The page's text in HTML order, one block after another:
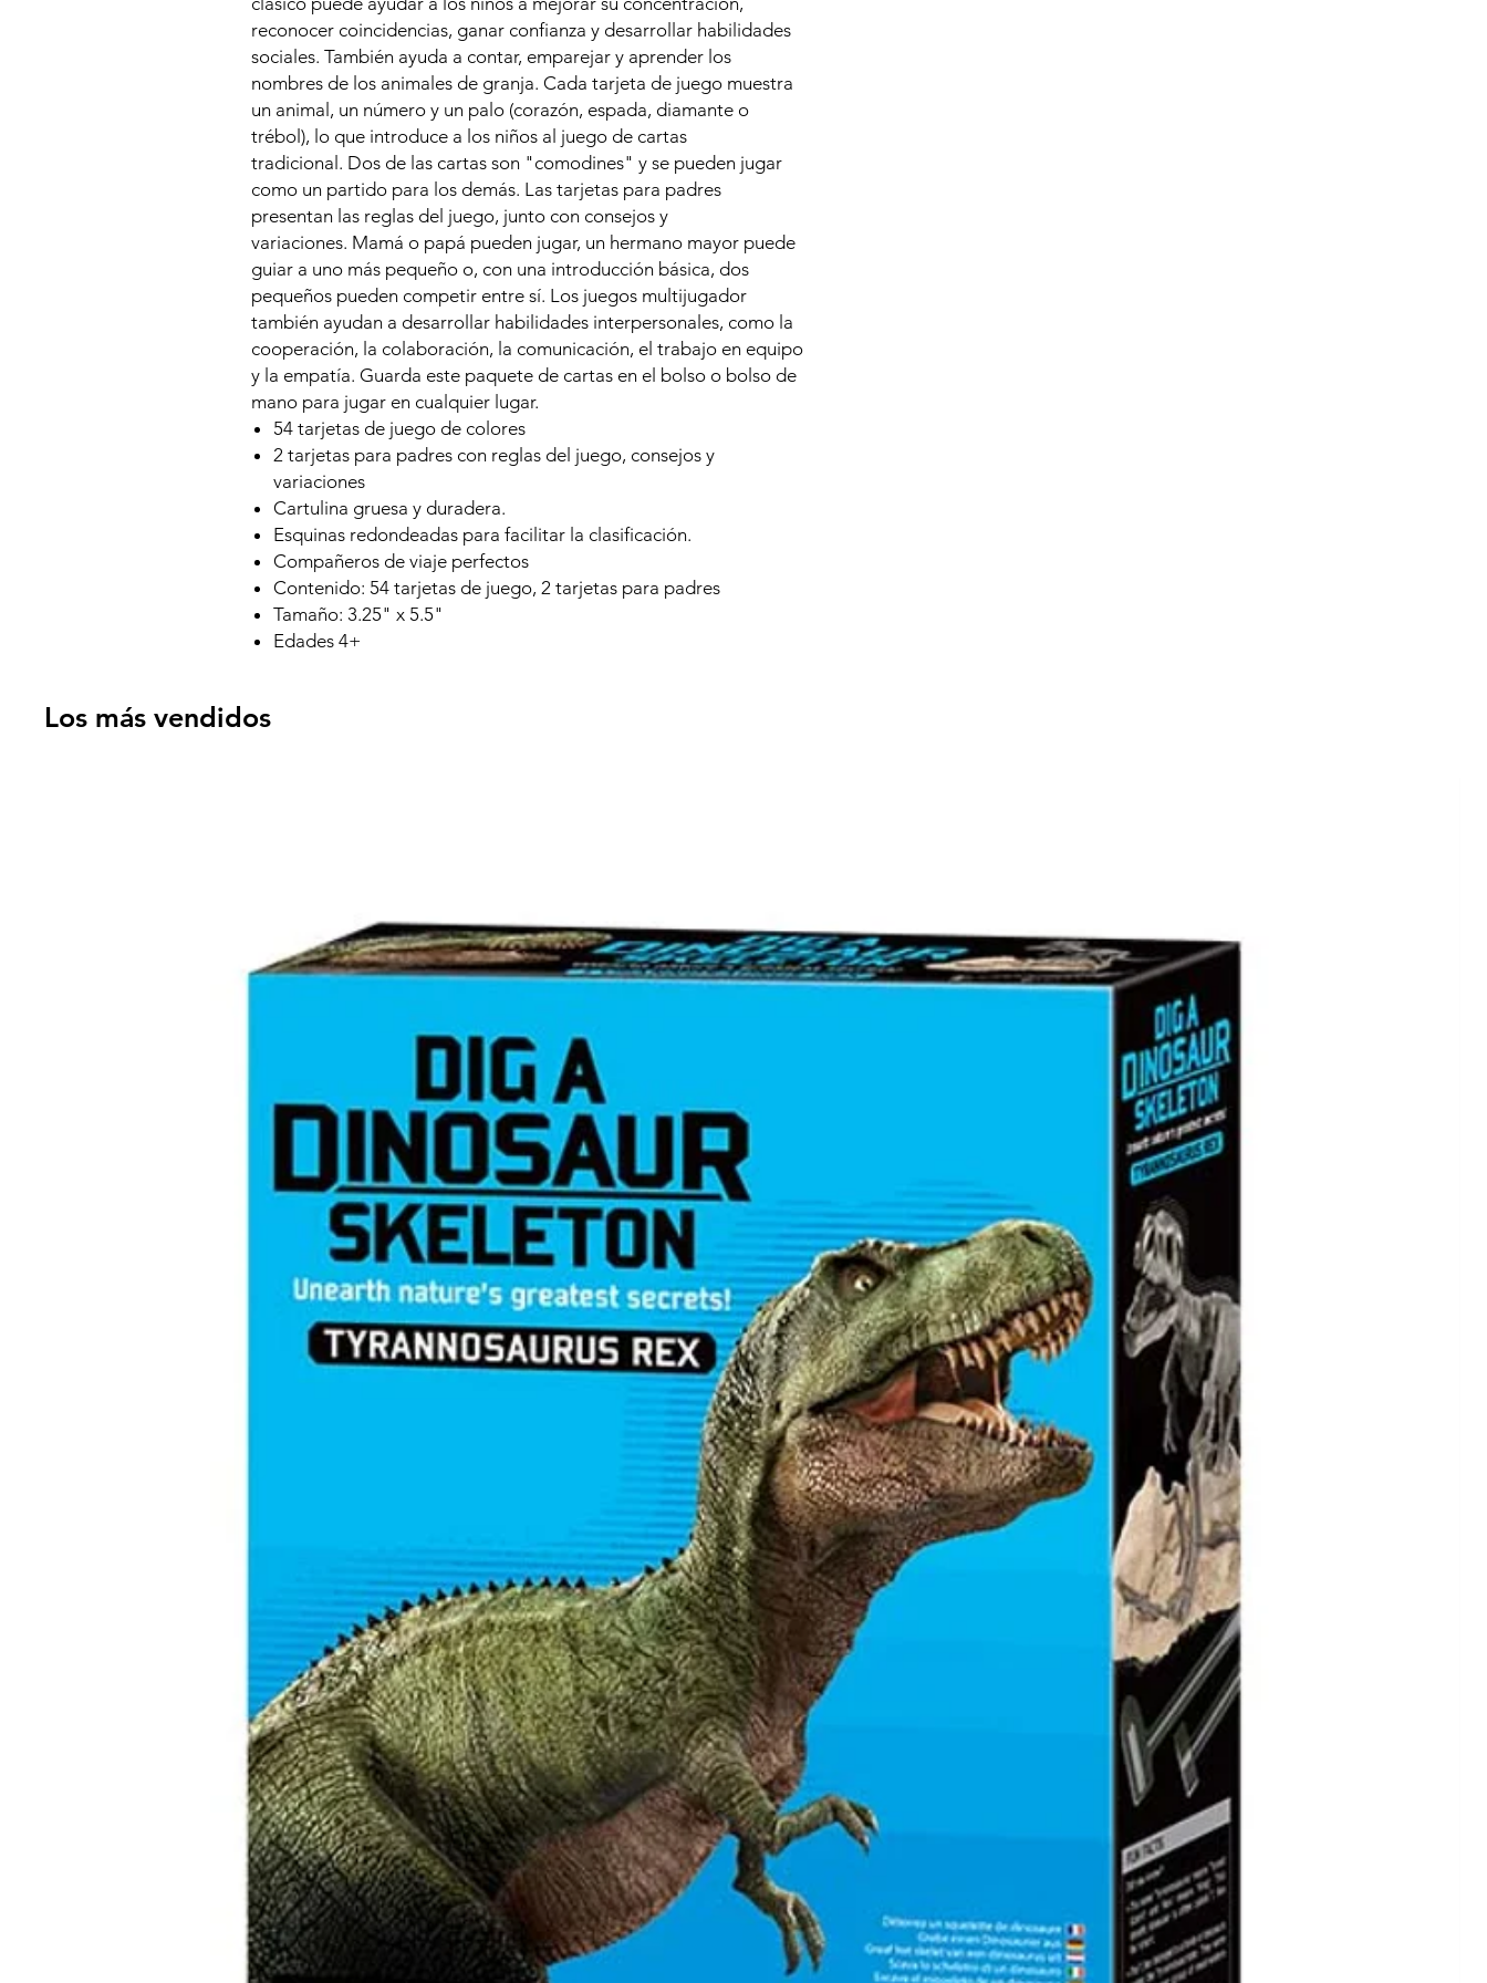
reconocer coincidencias, ganar confianza y desarrollar habilidades
sociales. También ayuda a contar, emparejar y aprender los
nombres de los animales de granja. Cada tarjeta de juego muestra
un animal, un número y un palo (corazón, espada, diamante o
trébol), lo que introduce a los niños al juego de cartas
tradicional. Dos de las cartas son "comodines" y se pueden jugar
como un partido para los demás. Las tarjetas para padres
presentan las reglas del juego, junto con consejos y
variaciones. Mamá o papá pueden jugar, un hermano mayor puede
guiar a uno más pequeño o, con una introducción básica, dos
pequeños pueden competir entre sí. Los juegos multijugador
también ayudan a desarrollar habilidades interpersonales, como la
cooperación, la colaboración, la comunicación, el trabajo en equipo
y la empatía. Guarda este paquete de cartas en el bolso o bolso de
mano para jugar en cualquier lugar.
54 tarjetas de juego de colores
2 tarjetas para padres con reglas del juego, consejos y
variaciones
Cartulina gruesa y duradera.
Esquinas redondeadas para facilitar la clasificación.
Compañeros de viaje perfectos
Contenido: 54 tarjetas de juego, 2 tarjetas para padres
Tamaño: 3.25" x 5.5"
Edades 4+
Los más vendidos